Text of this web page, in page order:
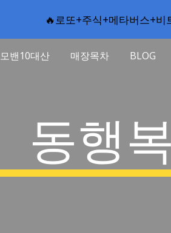
Skip to main content
🔥로또+주식+메타버스+
모밴10대산 매장목차 BLOG
동행